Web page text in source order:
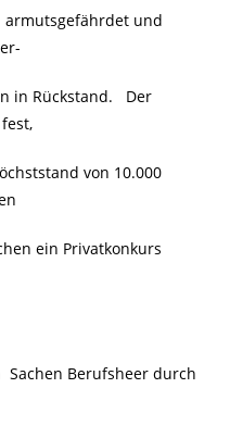
und
in Rückstand. Der
von 10.000
ein Privatkonkurs
Berufsheer durch